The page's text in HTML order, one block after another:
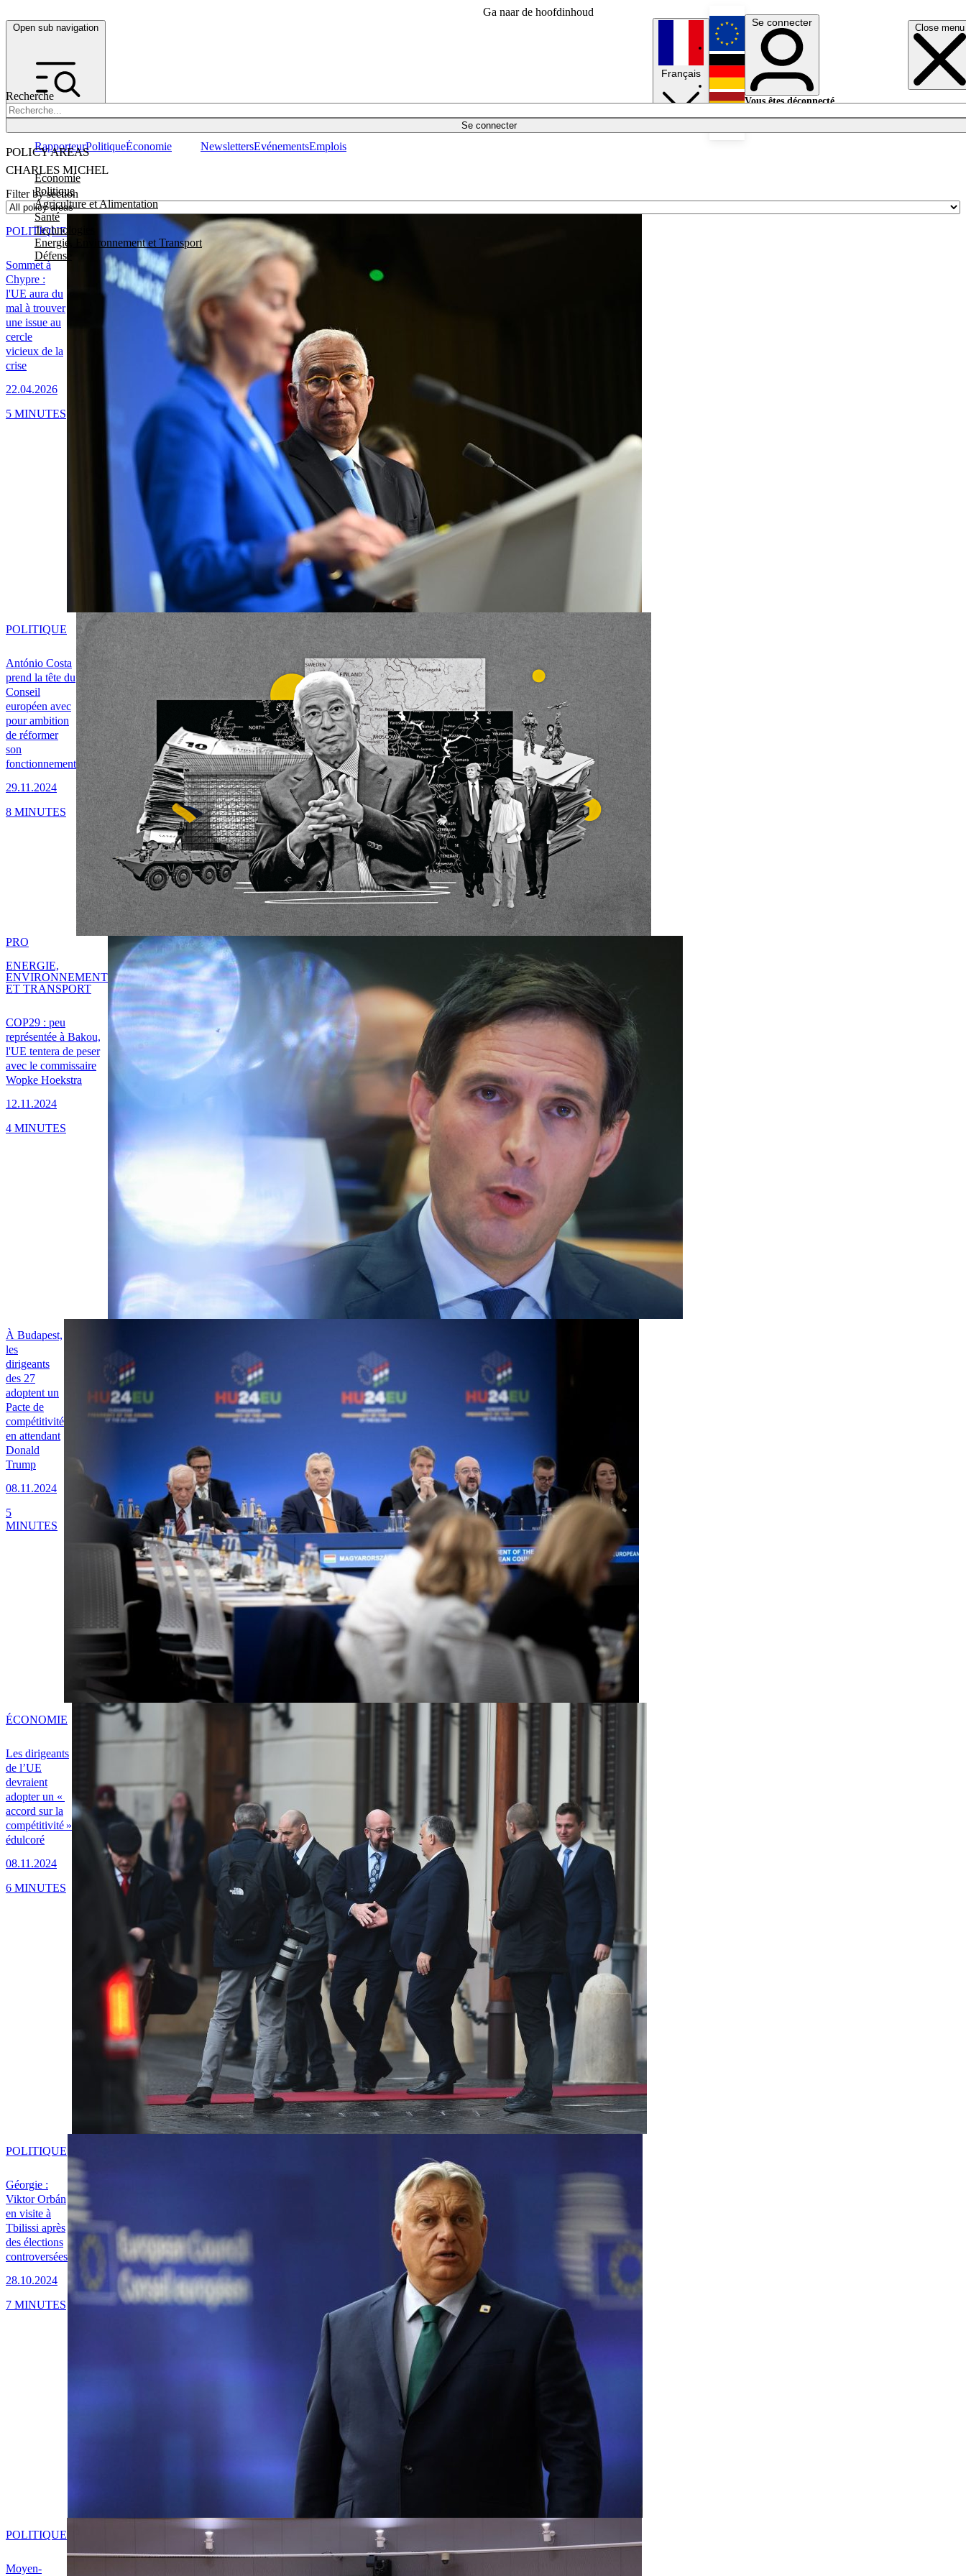
Ga naar de hoofdinhoud
Open sub navigation Close menu
Recherche
Se connecter
POLICY AREAS
Economie
Politique
Agriculture et Alimentation
Santé
Technologies
Energie, Environnement et Transport
Défense
RapporteurPolitiqueÉconomie NewslettersEvénementsEmplois
Français
English
Deutsch
Se connecter
Vous êtes déconnecté.
CHARLES MICHEL
Filter by section
Sommet à
Chypre :
l'UE aura du
mal à trouver
une issue au
cercle
vicieux de la
crise
22.04.2026
POLITIQUE
5 MINUTES
António Costa
prend la tête du
Conseil
européen avec
pour ambition
de réformer
son
fonctionnement
29.11.2024
POLITIQUE
8 MINUTES
COP29 : peu
représentée à Bakou,
l'UE tentera de peser
avec le commissaire
Wopke Hoekstra
12.11.2024
PRO
ENERGIE,
ENVIRONNEMENT
ET TRANSPORT
4 MINUTES
À Budapest,
les
dirigeants
des 27
adoptent un
Pacte de
compétitivité
en attendant
Donald
Trump
08.11.2024
5
MINUTES
Les dirigeants
de l’UE
devraient
adopter un «
accord sur la
compétitivité »
édulcoré
08.11.2024
ÉCONOMIE
6 MINUTES
Géorgie :
Viktor Orbán
en visite à
Tbilissi après
des élections
controversées
28.10.2024
POLITIQUE
7 MINUTES
Moyen-
POLITIQUE